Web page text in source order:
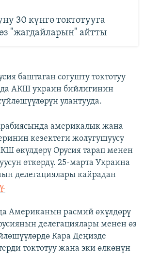
30 күнгө токтотууга
"жагдайларын" айтты
баштаган согушту токтотуу
АКШ украин бийлигинин
улантууда.
америкалык жана
кезектеги жолугушуусу
өкүлдөрү Орусия тарап менен
өткөрдү. 25-марта Украина
делегациялары кайрадан
Американын расмий өкүлдөрү
делегациялары менен өз
Кара Деңизде
токтотуу жана эки өлкөнүн